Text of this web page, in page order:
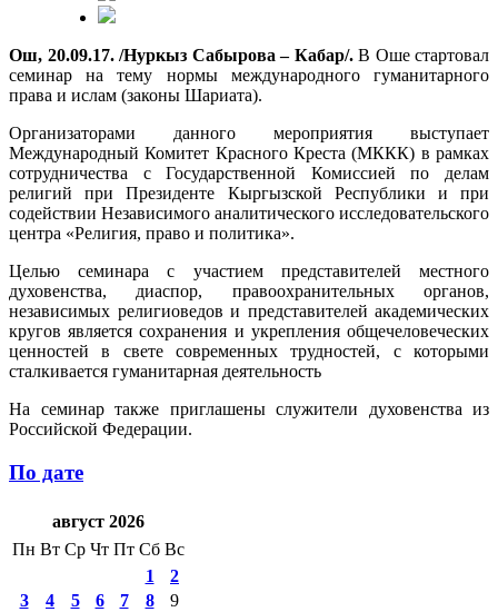
Ош, 20.09.17. /Нуркыз Сабырова – Кабар/. В Оше стартовал
семинар на тему нормы международного гуманитарного
права и ислам (законы Шариата).
Организаторами данного мероприятия выступает
Международный Комитет Красного Креста (МККК) в рамках
сотрудничества с Государственной Комиссией по делам
религий при Президенте Кыргызской Республики и при
содействии Независимого аналитического исследовательского
центра «Религия, право и политика».
Целью семинара с участием представителей местного
духовенства, диаспор, правоохранительных органов,
независимых религиоведов и представителей академических
кругов является сохранения и укрепления общечеловеческих
ценностей в свете современных трудностей, с которыми
сталкивается гуманитарная деятельность
На семинар также приглашены служители духовенства из
Российской Федерации.
По дате
август 2026
Пн Вт Ср Чт Пт Сб Вс
1
2
3
4 5 6 7 8
9